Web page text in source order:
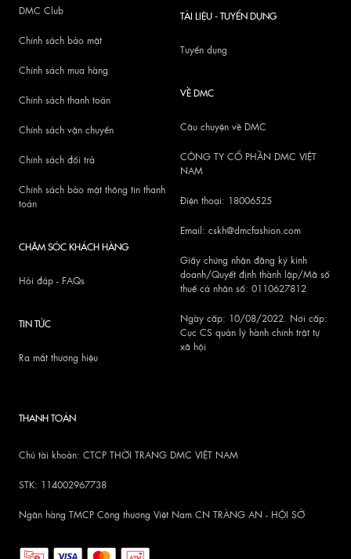
DMC Club
Chính sách bảo mật
Chính sách mua hàng
Chính sách thanh toán
Chính sách vận chuyển
Chính sách đổi trả
Chính sách bảo mật thông tin thanh
toán
CHĂM SÓC KHÁCH HÀNG
Hỏi đáp - FAQs
TIN TỨC
Ra mắt thương hiệu
TÀI LIỆU - TUYỂN DỤNG
Tuyển dụng
VỀ DMC
Câu chuyện về DMC
CÔNG TY CỔ PHẦN DMC VIỆT
NAM
Điện thoại: 18006525
Email: cskh@dmcfashion.com
Giấy chứng nhận đăng ký kinh
doanh/Quyết định thành lập/Mã số
thuế cá nhân số: 0110627812
Ngày cấp: 10/08/2022. Nơi cấp:
Cục CS quản lý hành chính trật tự
xã hội
THANH TOÁN
Chủ tài khoản: CTCP THỜI TRANG DMC VIỆT NAM
STK: 114002967738
Ngân hàng TMCP Công thương Việt Nam CN TRÀNG AN - HỘI SỞ